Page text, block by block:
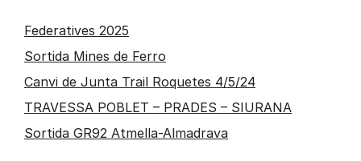
Federatives 2025
Sortida Mines de Ferro
Canvi de Junta Trail Roquetes 4/5/24
TRAVESSA POBLET – PRADES – SIURANA
Sortida GR92 Atmella-Almadrava